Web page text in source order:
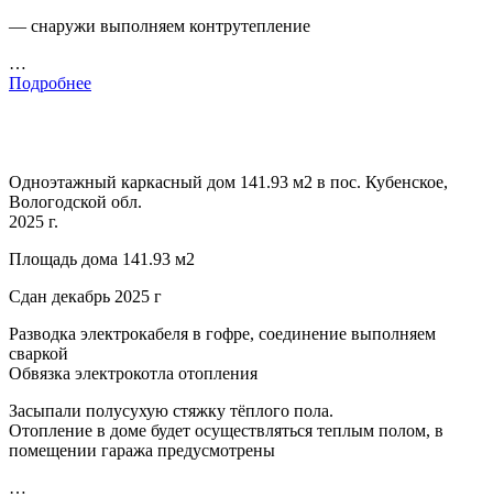
— снаружи выполняем контрутепление
…
Подробнее
Одноэтажный каркасный дом 141.93 м2 в пос. Кубенское,
Вологодской обл.
2025 г.
Площадь дома 141.93 м2
Сдан декабрь 2025 г
Разводка электрокабеля в гофре, соединение выполняем
сваркой
Обвязка электрокотла отопления
Засыпали полусухую стяжку тёплого пола.
Отопление в доме будет осуществляться теплым полом, в
помещении гаража предусмотрены
…